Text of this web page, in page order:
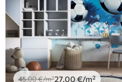
45.00€/m²27.00€/m²